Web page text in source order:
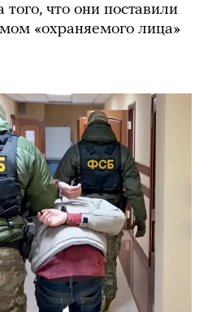
того, что они поставили
«охраняемого лица»